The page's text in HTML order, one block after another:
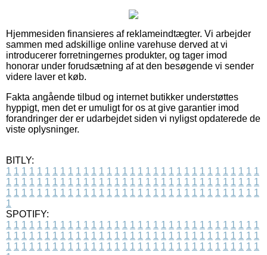
Hjemmesiden finansieres af reklameindtægter. Vi arbejder
sammen med adskillige online varehuse derved at vi
introducerer forretningernes produkter, og tager imod
honorar under forudsætning af at den besøgende vi sender
videre laver et køb.
Fakta angående tilbud og internet butikker understøttes
hyppigt, men det er umuligt for os at give garantier imod
forandringer der er udarbejdet siden vi nyligst opdaterede de
viste oplysninger.
BITLY:
1 1 1 1 1 1 1 1 1 1 1 1 1 1 1 1 1 1 1 1 1 1 1 1 1 1 1 1 1 1 1 1 1
1 1 1 1 1 1 1 1 1 1 1 1 1 1 1 1 1 1 1 1 1 1 1 1 1 1 1 1 1 1 1 1 1
1 1 1 1 1 1 1 1 1 1 1 1 1 1 1 1 1 1 1 1 1 1 1 1 1 1 1 1 1 1 1 1 1
1
SPOTIFY:
1 1 1 1 1 1 1 1 1 1 1 1 1 1 1 1 1 1 1 1 1 1 1 1 1 1 1 1 1 1 1 1 1
1 1 1 1 1 1 1 1 1 1 1 1 1 1 1 1 1 1 1 1 1 1 1 1 1 1 1 1 1 1 1 1 1
1 1 1 1 1 1 1 1 1 1 1 1 1 1 1 1 1 1 1 1 1 1 1 1 1 1 1 1 1 1 1 1 1